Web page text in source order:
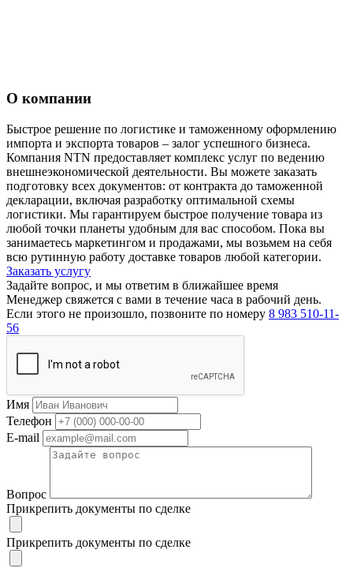
О компании
Быстрое решение по логистике и таможенному оформлению
импорта и экспорта товаров – залог успешного бизнеса.
Компания NTN предоставляет комплекс услуг по ведению
внешнеэкономической деятельности. Вы можете заказать
подготовку всех документов: от контракта до таможенной
декларации, включая разработку оптимальной схемы
логистики. Мы гарантируем быстрое получение товара из
любой точки планеты удобным для вас способом. Пока вы
занимаетесь маркетингом и продажами, мы возьмем на себя
всю рутинную работу доставке товаров любой категории.
Заказать услугу
Задайте вопрос, и мы ответим в ближайшее время
Менеджер свяжется с вами в течение часа в рабочий день.
Если этого не произошло, позвоните по номеру 8 983 510-11-
56
Имя
Телефон
E-mail
Вопрос
Прикрепить документы по сделке
Прикрепить документы по сделке